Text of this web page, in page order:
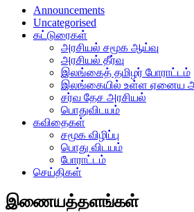
Announcements
Uncategorised
கட்டுரைகள்
அரசியல் சமூக ஆய்வு
அரசியல் தீர்வு
இலங்கைத் தமிழர் போராட்டம்
இலங்கையில் உள்ள ஏனைய
சர்வ தேச அரசியல்
பொதுவிடயம்
கவிதைகள்
சமூக விழிப்பு
பொது விடயம்
போராட்டம்
செய்திகள்
இணையத்தளங்கள்